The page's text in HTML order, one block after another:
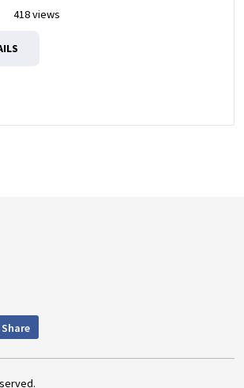
418 views
Share